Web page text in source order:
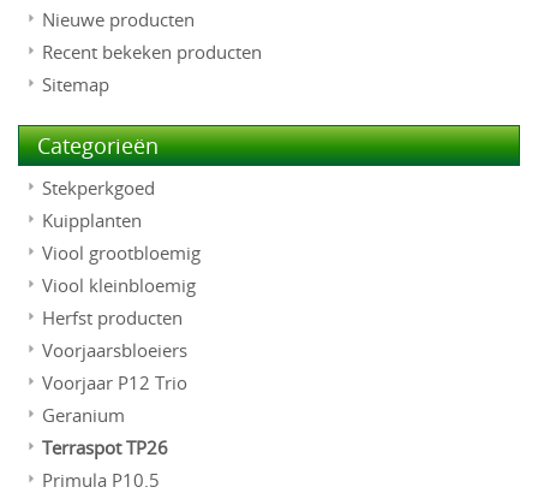
Nieuwe producten
Recent bekeken producten
Sitemap
Categorieën
Stekperkgoed
Kuipplanten
Viool grootbloemig
Viool kleinbloemig
Herfst producten
Voorjaarsbloeiers
Voorjaar P12 Trio
Geranium
Terraspot TP26
Primula P10.5